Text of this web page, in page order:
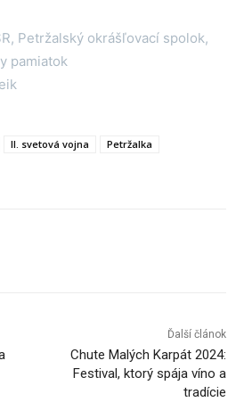
Petržalský okrášľovací spolok,
pamiatok
II. svetová vojna
Petržalka
Ďalší článok
Chute Malých Karpát 2024:
Festival, ktorý spája víno a
tradície